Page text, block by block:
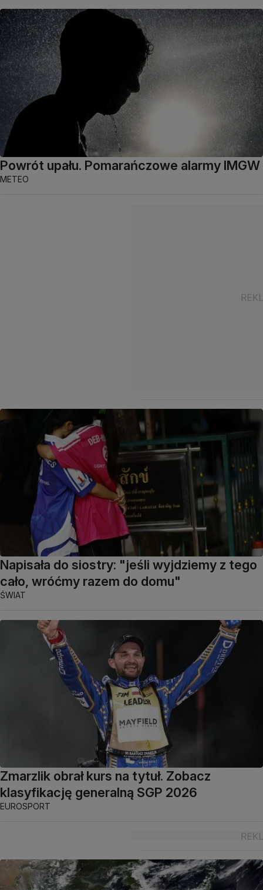
Powrót upału. Pomarańczowe alarmy IMGW
METEO
Napisała do siostry: "jeśli wyjdziemy z tego
cało, wróćmy razem do domu"
ŚWIAT
Zmarzlik obrał kurs na tytuł. Zobacz
klasyfikację generalną SGP 2026
EUROSPORT